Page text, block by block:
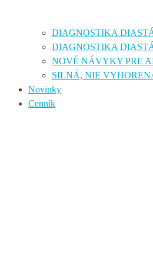
DIAGNOSTIKA
DIAGNOSTIKA
NOVÉ NÁVYKY PRE
SILNÁ, NIE
Novinky
Cenník